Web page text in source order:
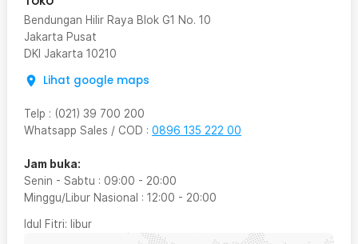
Bendungan Hilir Raya Blok G1 No. 10
Jakarta Pusat
DKI Jakarta 10210
Lihat google maps
Telp : (021) 39 700 200
Whatsapp Sales / COD : 0896 135 222 00
Jam buka:
Senin - Sabtu : 09:00 - 20:00
Minggu/Libur Nasional : 12:00 - 20:00
Idul Fitri: libur